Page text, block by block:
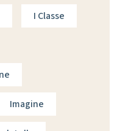
I Classe
Imagine